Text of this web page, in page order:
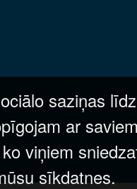
saziņas
ar
viņiem
sīkdatnes.